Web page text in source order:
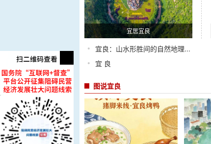
宜居宜良
• 宜良：山水形胜间的自然地理...
• 宜 良
图说宜良